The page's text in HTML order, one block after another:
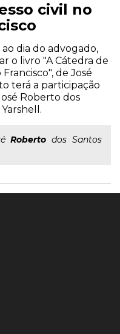
civil no
dia do advogado,
o livro "A Cátedra de
de José
terá a participação
Roberto dos
Roberto dos Santos